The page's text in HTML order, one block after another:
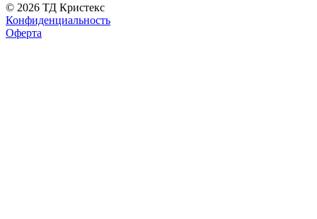
© 2026 ТД Кристекс
Конфиденциальность
Оферта